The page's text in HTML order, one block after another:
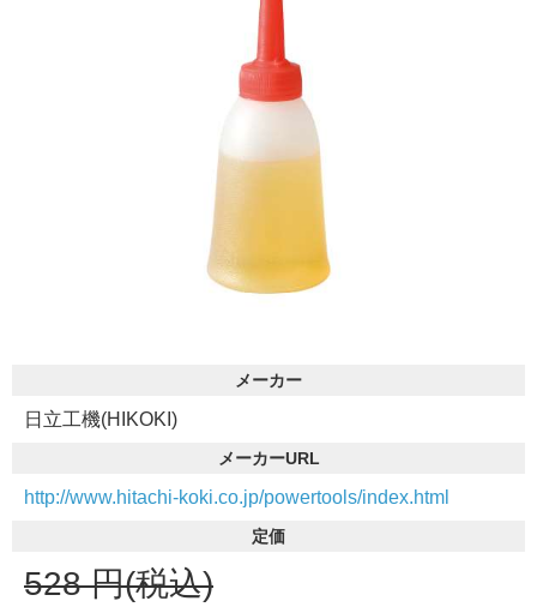
メーカー
日立工機(HIKOKI)
メーカーURL
http://www.hitachi-koki.co.jp/powertools/index.html
定価
528 円(税込)